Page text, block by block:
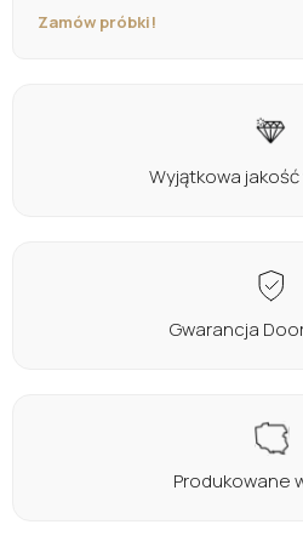
Zamów próbki!
Wyjątkowa
Gwarancja
Produkowane